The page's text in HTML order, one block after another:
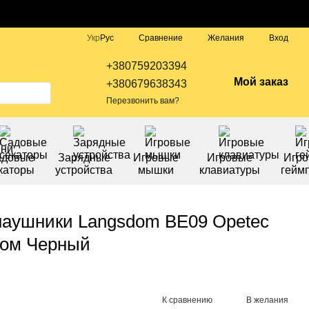
Укр Рус Сравнение Желания Вход
+380759203394
+380679638343
Перезвонить вам?
Мой заказ
Зарядные
устройства
Игровые
мышки
Игровые
клавиатуры
Langsdom BE09 Opetec
Черный
К сравнению В желания